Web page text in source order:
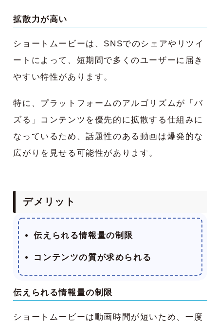
拡散力が高い
ショートムービーは、SNSでのシェアやリツイ
ートによって、短期間で多くのユーザーに届き
やすい特性があります。
特に、プラットフォームのアルゴリズムが「バ
ズる」コンテンツを優先的に拡散する仕組みに
なっているため、話題性のある動画は爆発的な
広がりを見せる可能性があります。
デメリット
伝えられる情報量の制限
コンテンツの質が求められる
伝えられる情報量の制限
ショートムービーは動画時間が短いため、一度